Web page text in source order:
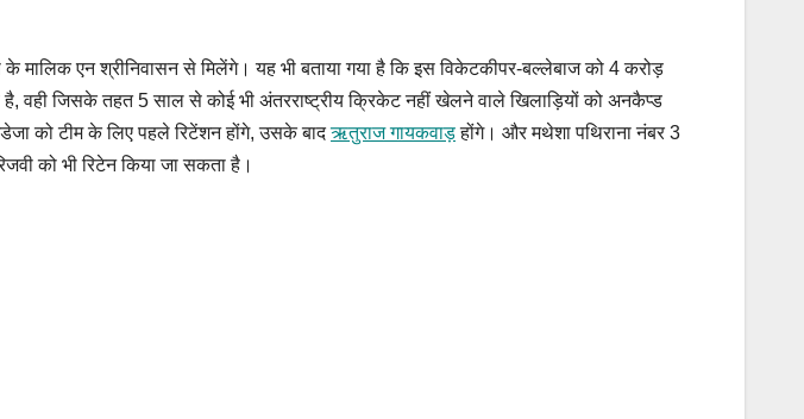
के मालिक एन श्रीनिवासन से मिलेंगे। यह भी बताया गया है कि इस विकेटकीपर-बल्लेबाज को 4 करोड़
वही जिसके तहत 5 साल से कोई भी अंतरराष्ट्रीय क्रिकेट नहीं खेलने वाले खिलाड़ियों को अनकैप्ड
को टीम के लिए पहले रिटेंशन होंगे, उसके बादऋतुराज गायकवाड़होंगे। और मथेशा पथिराना नंबर 3
को भी रिटेन किया जा सकता है।